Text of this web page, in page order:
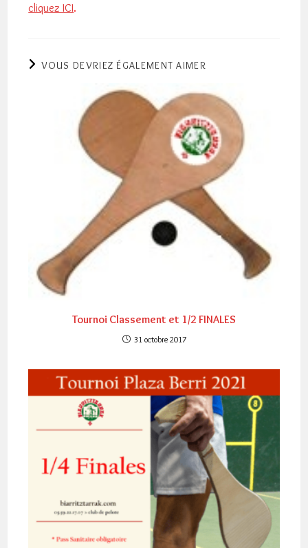
cliquez ICI.
VOUS DEVRIEZ ÉGALEMENT AIMER
Tournoi Classement et 1/2 FINALES
31 octobre 2017